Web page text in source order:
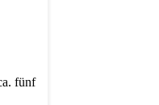
fünf